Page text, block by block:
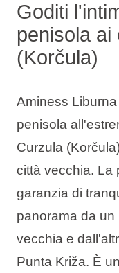
Goditi
penisola ai
(Korčula)
Aminess
penisola
Curzula
città vecchia. La
garanzia di
panorama da un
vecchia e
Punta Križa. È